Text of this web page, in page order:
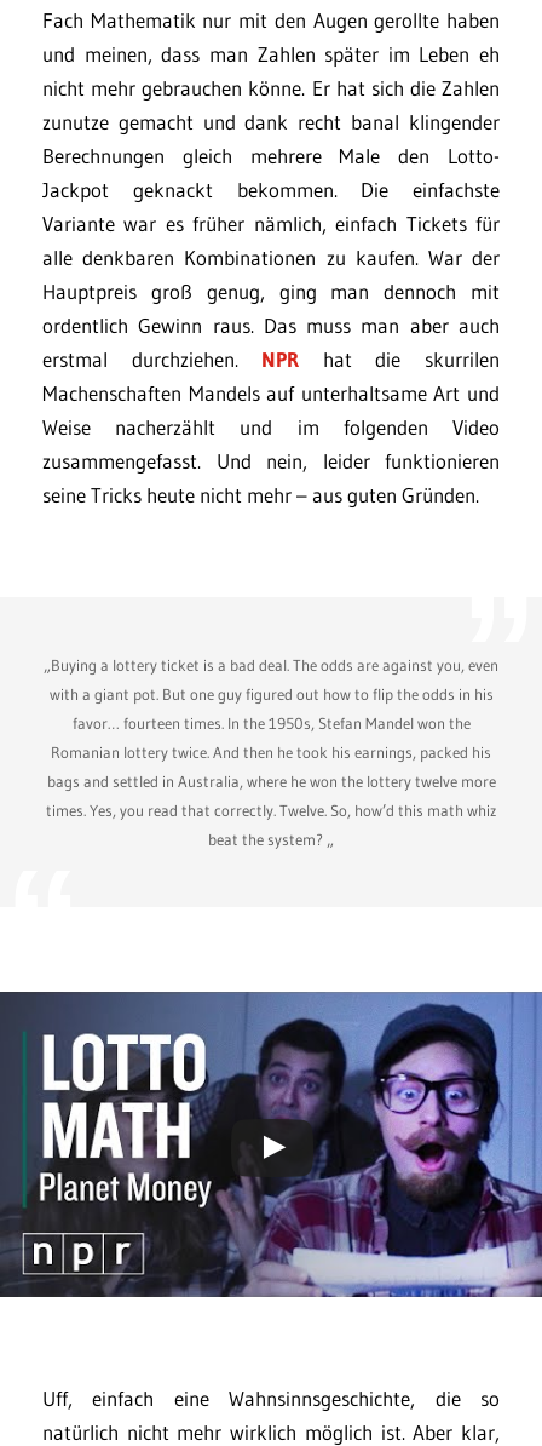
Fach Mathematik nur mit den Augen gerollte haben
und meinen, dass man Zahlen später im Leben eh
nicht mehr gebrauchen könne. Er hat sich die Zahlen
zunutze gemacht und dank recht banal klingender
Berechnungen gleich mehrere Male den Lotto-
Jackpot geknackt bekommen. Die einfachste
Variante war es früher nämlich, einfach Tickets für
alle denkbaren Kombinationen zu kaufen. War der
Hauptpreis groß genug, ging man dennoch mit
ordentlich Gewinn raus. Das muss man aber auch
erstmal durchziehen. NPR hat die skurrilen
Machenschaften Mandels auf unterhaltsame Art und
Weise nacherzählt und im folgenden Video
zusammengefasst. Und nein, leider funktionieren
seine Tricks heute nicht mehr – aus guten Gründen.
„Buying a lottery ticket is a bad deal. The odds are against you, even
with a giant pot. But one guy figured out how to flip the odds in his
favor… fourteen times. In the 1950s, Stefan Mandel won the
Romanian lottery twice. And then he took his earnings, packed his
bags and settled in Australia, where he won the lottery twelve more
times. Yes, you read that correctly. Twelve. So, how’d this math whiz
beat the system? „
Uff, einfach eine Wahnsinnsgeschichte, die so
natürlich nicht mehr wirklich möglich ist. Aber klar,